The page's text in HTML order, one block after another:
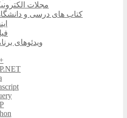
مجلات
کتاب های درسی و
ویدئوهای